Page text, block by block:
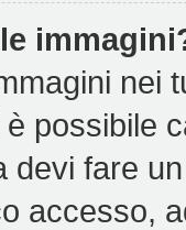
nei
possibile
devi fare
accesso,